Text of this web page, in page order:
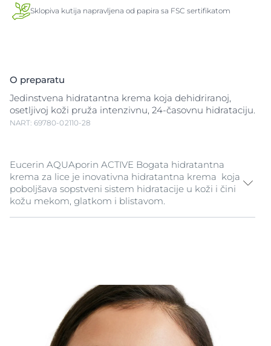
Sklopiva kutija napravljena od papira sa FSC sertifikatom
O preparatu
Jedinstvena hidratantna krema koja dehidriranoj,
osetljivoj koži pruža intenzivnu, 24-časovnu hidrataciju.
NART: 69780-02110-28
Eucerin AQUAporin ACTIVE Bogata hidratantna
krema za lice je inovativna hidratantna krema koja
poboljšava sopstveni sistem hidratacije u koži i čini
kožu mekom, glatkom i blistavom.
vlažnost i postaje dehidrirana. Dehidrirana koža nema
sjaj, u njoj se javlja osećaj zategnutosti i ona nije u
stanju da zadrži iritirajuće činioce iz spoljašnje sredine.
Kao rezultat toga, ona postaje osetljiva. Neophodna je
intenzivna i dugotrajna hidratacija da bi se očuvao